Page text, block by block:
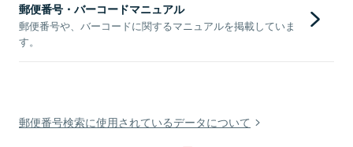
郵便番号・バーコードマニュアル
郵便番号や、バーコードに関するマニュアルを掲載していま
す。
郵便番号検索に使用されているデータについて